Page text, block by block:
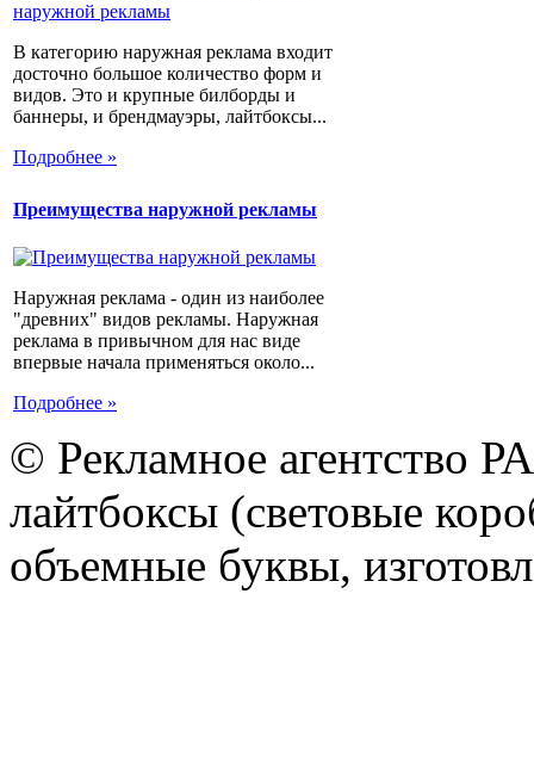
В категорию наружная реклама входит
досточно большое количество форм и
видов. Это и крупные билборды и
баннеры, и брендмауэры, лайтбоксы...
Подробнее »
Преимущества наружной рекламы
Наружная реклама - один из наиболее
"древних" видов рекламы. Наружная
реклама в привычном для нас виде
впервые начала применяться около...
Подробнее »
© Рекламное агентство
лайтбоксы (световые
объемные буквы,